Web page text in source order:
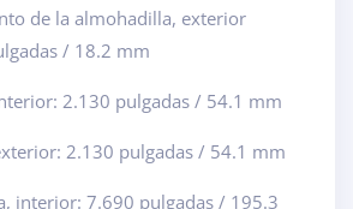
de la almohadilla, exterior
/ 18.2 mm
2.130 pulgadas / 54.1 mm
2.130 pulgadas / 54.1 mm
interior: 7.690 pulgadas / 195.3